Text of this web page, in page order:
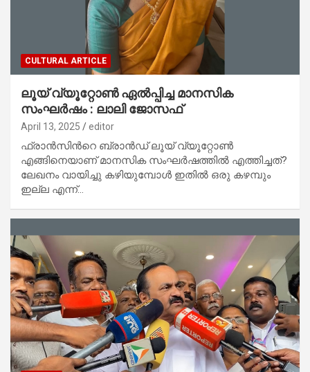
CULTURAL ARTICLE
ലൂയ് വ്യൂറ്റോണ്‍ ഏല്‍പ്പിച്ച മാനസിക
സംഘര്‍ഷം : ലാലി ജോസഫ്
April 13, 2025 editor
ഫ്രാന്‍സിന്‍റെ ബ്രാന്‍ഡ് ലൂയ് വ്യൂറ്റോണ്‍
എങ്ങിനെയാണ് മാനസിക സംഘര്‍ഷത്തില്‍ എത്തിച്ചത്?
ലേഖനം വായിച്ചു കഴിയുമ്പോള്‍ ഇതില്‍ ഒരു കഴമ്പും
ഇല്ല എന്ന്…